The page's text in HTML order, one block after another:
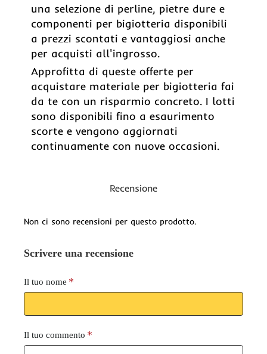
una selezione di perline, pietre dure e
componenti per bigiotteria disponibili
a prezzi scontati e vantaggiosi anche
per acquisti all'ingrosso.
Approfitta di queste offerte per
acquistare materiale per bigiotteria fai
da te con un risparmio concreto. I lotti
sono disponibili fino a esaurimento
scorte e vengono aggiornati
continuamente con nuove occasioni.
Recensione
Non ci sono recensioni per questo prodotto.
Scrivere una recensione
Il tuo nome
Il tuo commento